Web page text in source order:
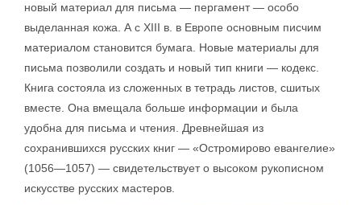
новый материал для письма — пергамент — особо
выделанная кожа. А с XIII в. в Европе основным писчим
материалом становится бумага. Новые материалы для
письма позволили создать и новый тип книги — кодекс.
Книга состояла из сложенных в тетрадь листов, сшитых
вместе. Она вмещала больше информации и была
удобна для письма и чтения. Древнейшая из
сохранившихся русских книг — «Остромирово евангелие»
(1056—1057) — свидетельствует о высоком рукописном
искусстве русских мастеров.